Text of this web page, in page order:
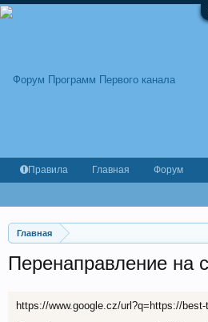
Главная
Перенаправление на
https://www.google.cz/url?q=https://
Правила Главная Форум